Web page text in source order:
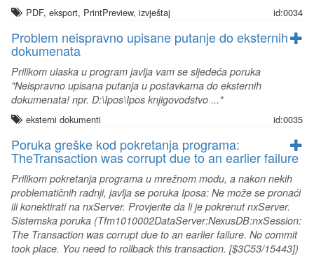
PDF, eksport, PrintPreview, izvještaj id:0034
Problem neispravno upisane putanje do eksternih
dokumenata
Prilikom ulaska u program javlja vam se sljedeća poruka
"Neispravno upisana putanja u postavkama do eksternih
dokumenata! npr. D:\Ipos\Ipos knjigovodstvo ..."
eksterni dokumenti id:0035
Poruka greške kod pokretanja programa:
TheTransaction was corrupt due to an earlier failure
Prilikom pokretanja programa u mrežnom modu, a nakon nekih
problematičnih radnji, javlja se poruka Iposa: Ne može se pronaći
ili konektirati na nxServer. Provjerite da li je pokrenut nxServer.
Sistemska poruka (Tfm1010002DataServer:NexusDB:nxSession:
The Transaction was corrupt due to an earlier failure. No commit
took place. You need to rollback this transaction. [$3C53/15443])